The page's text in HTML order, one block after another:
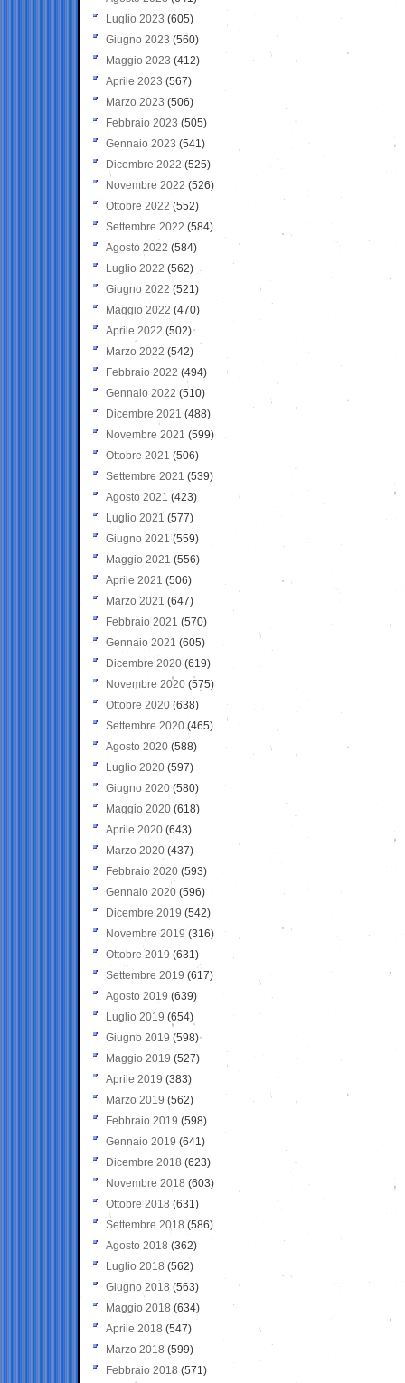
Luglio 2023 (605)
Giugno 2023 (560)
Maggio 2023 (412)
Aprile 2023 (567)
Marzo 2023 (506)
Febbraio 2023 (505)
Gennaio 2023 (541)
Dicembre 2022 (525)
Novembre 2022 (526)
Ottobre 2022 (552)
Settembre 2022 (584)
Agosto 2022 (584)
Luglio 2022 (562)
Giugno 2022 (521)
Maggio 2022 (470)
Aprile 2022 (502)
Marzo 2022 (542)
Febbraio 2022 (494)
Gennaio 2022 (510)
Dicembre 2021 (488)
Novembre 2021 (599)
Ottobre 2021 (506)
Settembre 2021 (539)
Agosto 2021 (423)
Luglio 2021 (577)
Giugno 2021(559)
Maggio 2021 (556)
Aprile 2021 (506)
Marzo 2021 (647)
Febbraio 2021 (570)
Gennaio 2021 (605)
Dicembre 2020 (619)
Novembre 2020 (575)
Ottobre 2020 (638)
Settembre 2020(465)
Agosto 2020 (588)
Luglio 2020 (597)
Giugno 2020 (580)
Maggio 2020 (618)
Aprile 2020 (643)
Marzo 2020 (437)
Febbraio 2020 (593)
Gennaio 2020 (596)
Dicembre 2019 (542)
Novembre 2019 (316)
Ottobre 2019 (631)
Settembre 2019 (617)
Agosto 2019 (639)
Luglio 2019 (654)
Giugno 2019 (598)
Maggio 2019 (527)
Aprile 2019 (383)
Marzo 2019 (562)
Febbraio 2019 (598)
Gennaio 2019 (641)
Dicembre 2018 (623)
Novembre 2018 (603)
Ottobre 2018 (631)
Settembre 2018 (586)
Agosto 2018 (362)
Luglio 2018 (562)
Giugno 2018 (563)
Maggio 2018 (634)
Aprile 2018 (547)
Marzo 2018 (599)
Febbraio 2018 (571)